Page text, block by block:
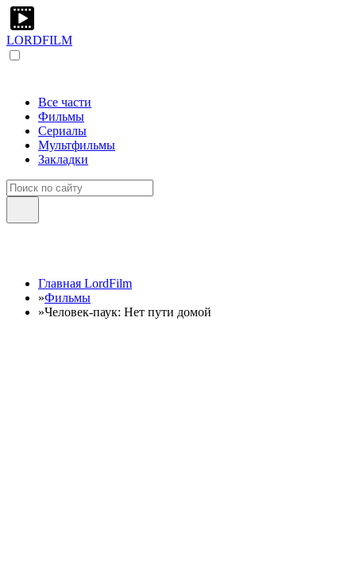
LORDFILM
Все части
Фильмы
Сериалы
Мультфильмы
Закладки
Главная LordFilm
»Фильмы
»Человек-паук: Нет пути домой